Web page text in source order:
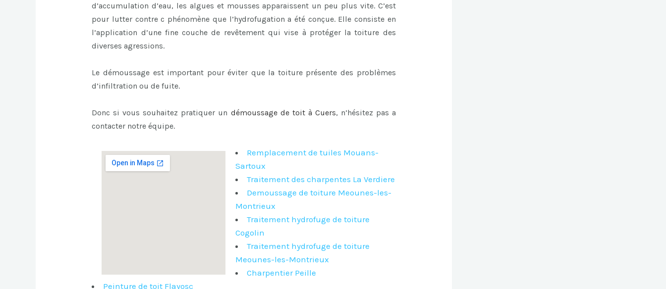
d’accumulation d’eau, les algues et mousses apparaissent un peu plus vite. C’est
pour lutter contre c phénomène que l’hydrofugation a été conçue. Elle consiste en
l’application d’une fine couche de revêtement qui vise à protéger la toiture des
diverses agressions.
Le démoussage est important pour éviter que la toiture présente des problèmes
d’infiltration ou de fuite.
Donc si vous souhaitez pratiquer un démoussage de toit à Cuers, n’hésitez pas a
contacter notre équipe.
Remplacement de tuiles Mouans-
Sartoux
Traitement des charpentes La Verdiere
Demoussage de toiture Meounes-les-
Montrieux
Traitement hydrofuge de toiture
Cogolin
Traitement hydrofuge de toiture
Meounes-les-Montrieux
Charpentier Peille
Peinture de toit Flayosc